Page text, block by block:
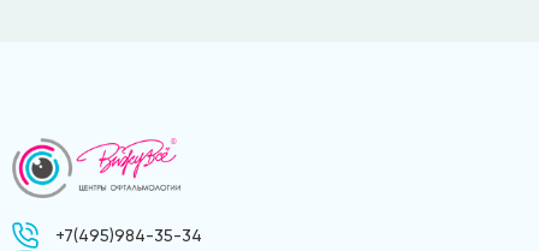
+7(495)984-35-34